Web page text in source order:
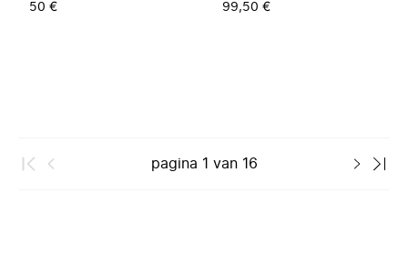
50 € 99,50 €
pagina 1 van 16